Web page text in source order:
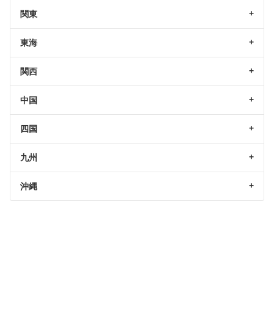
関東
東海
関西
中国
四国
九州
沖縄